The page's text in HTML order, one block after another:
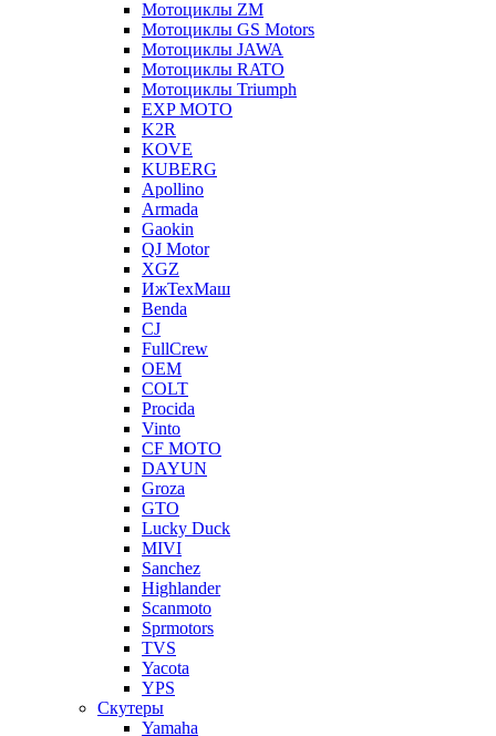
Мотоциклы ZM
Мотоциклы GS Motors
Мотоциклы JAWA
Мотоциклы RATO
Мотоциклы Triumph
EXP MOTO
K2R
KOVE
KUBERG
Apollino
Armada
Gaokin
QJ Motor
XGZ
ИжТехМаш
Benda
CJ
FullCrew
OEM
COLT
Procida
Vinto
CF MOTO
DAYUN
Groza
GTO
Lucky Duck
MIVI
Sanchez
Highlander
Scanmoto
Sprmotors
TVS
Yacota
YPS
Скутеры
Yamaha